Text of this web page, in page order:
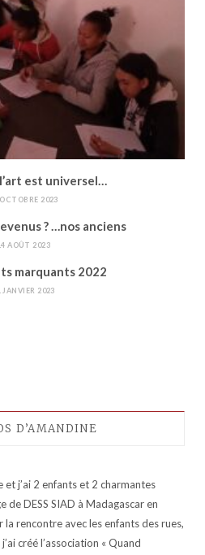
est universel…
2023
? …nos anciens
AOÛT 2023
marquants 2022
JANVIER 2023
D’AMANDINE
et j’ai 2 enfants et 2 charmantes
de DESS SIAD à Madagascar en
rencontre avec les enfants des rues,
créé l’association « Quand